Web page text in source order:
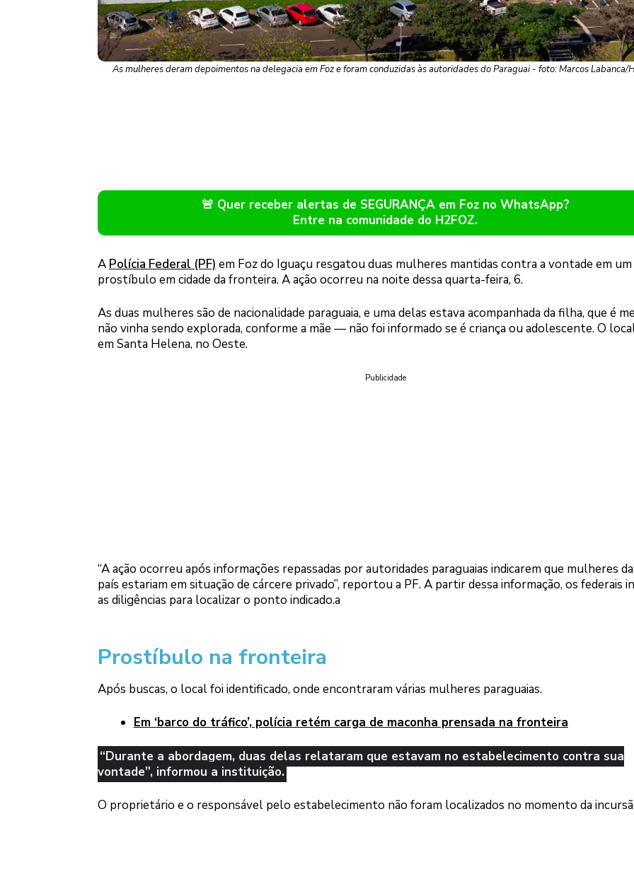
As mulheres deram depoimentos na delegacia em Foz e foram conduzidas às autoridades do Paraguai - foto: Marcos Labanca/
🚨 Quer receber alertas de SEGURANÇA em Foz no WhatsApp?
Entre na comunidade do H2FOZ.
A Polícia Federal (PF) em Foz do Iguaçu resgatou duas mulheres mantidas contra a vontade em um
prostíbulo em cidade da fronteira. A ação ocorreu na noite dessa quarta-feira, 6.
As duas mulheres são de nacionalidade paraguaia, e uma delas estava acompanhada da filha, que é
não vinha sendo explorada, conforme a mãe — não foi informado se é criança ou adolescente. O
em Santa Helena, no Oeste.
Publicidade
“A ação ocorreu após informações repassadas por autoridades paraguaias indicarem que mulheres
país estariam em situação de cárcere privado”, reportou a PF. A partir dessa informação, os federais
as diligências para localizar o ponto indicado.a
Prostíbulo na fronteira
Após buscas, o local foi identificado, onde encontraram várias mulheres paraguaias.
Em ‘barco do tráfico’, polícia retém carga de maconha prensada na fronteira
“Durante a abordagem, duas delas relataram que estavam no estabelecimento contra sua
vontade”, informou a instituição.
O proprietário e o responsável pelo estabelecimento não foram localizados no momento da